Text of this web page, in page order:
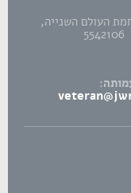
העולם השנייה,